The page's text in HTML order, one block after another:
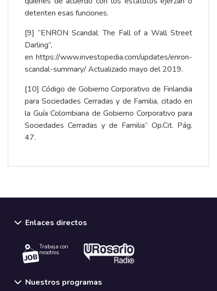
detenten esas funciones.
[9] “ENRON Scandal: The Fall of a Wall Street
Darling”,
en https://www.investopedia.com/updates/enron-
scandal-summary/Actualizado mayo del 2019.
[10] Código de Gobierno Corporativo de Finlandia
para Sociedades Cerradas y de Familia, citado en
la Guía Colombiana de Gobierno Corporativo para
Sociedades Cerradas y de Familia” Op.Cit. Pág.
47.
Enlaces directos
Trabaja con
nosotros.
Nuestros programas